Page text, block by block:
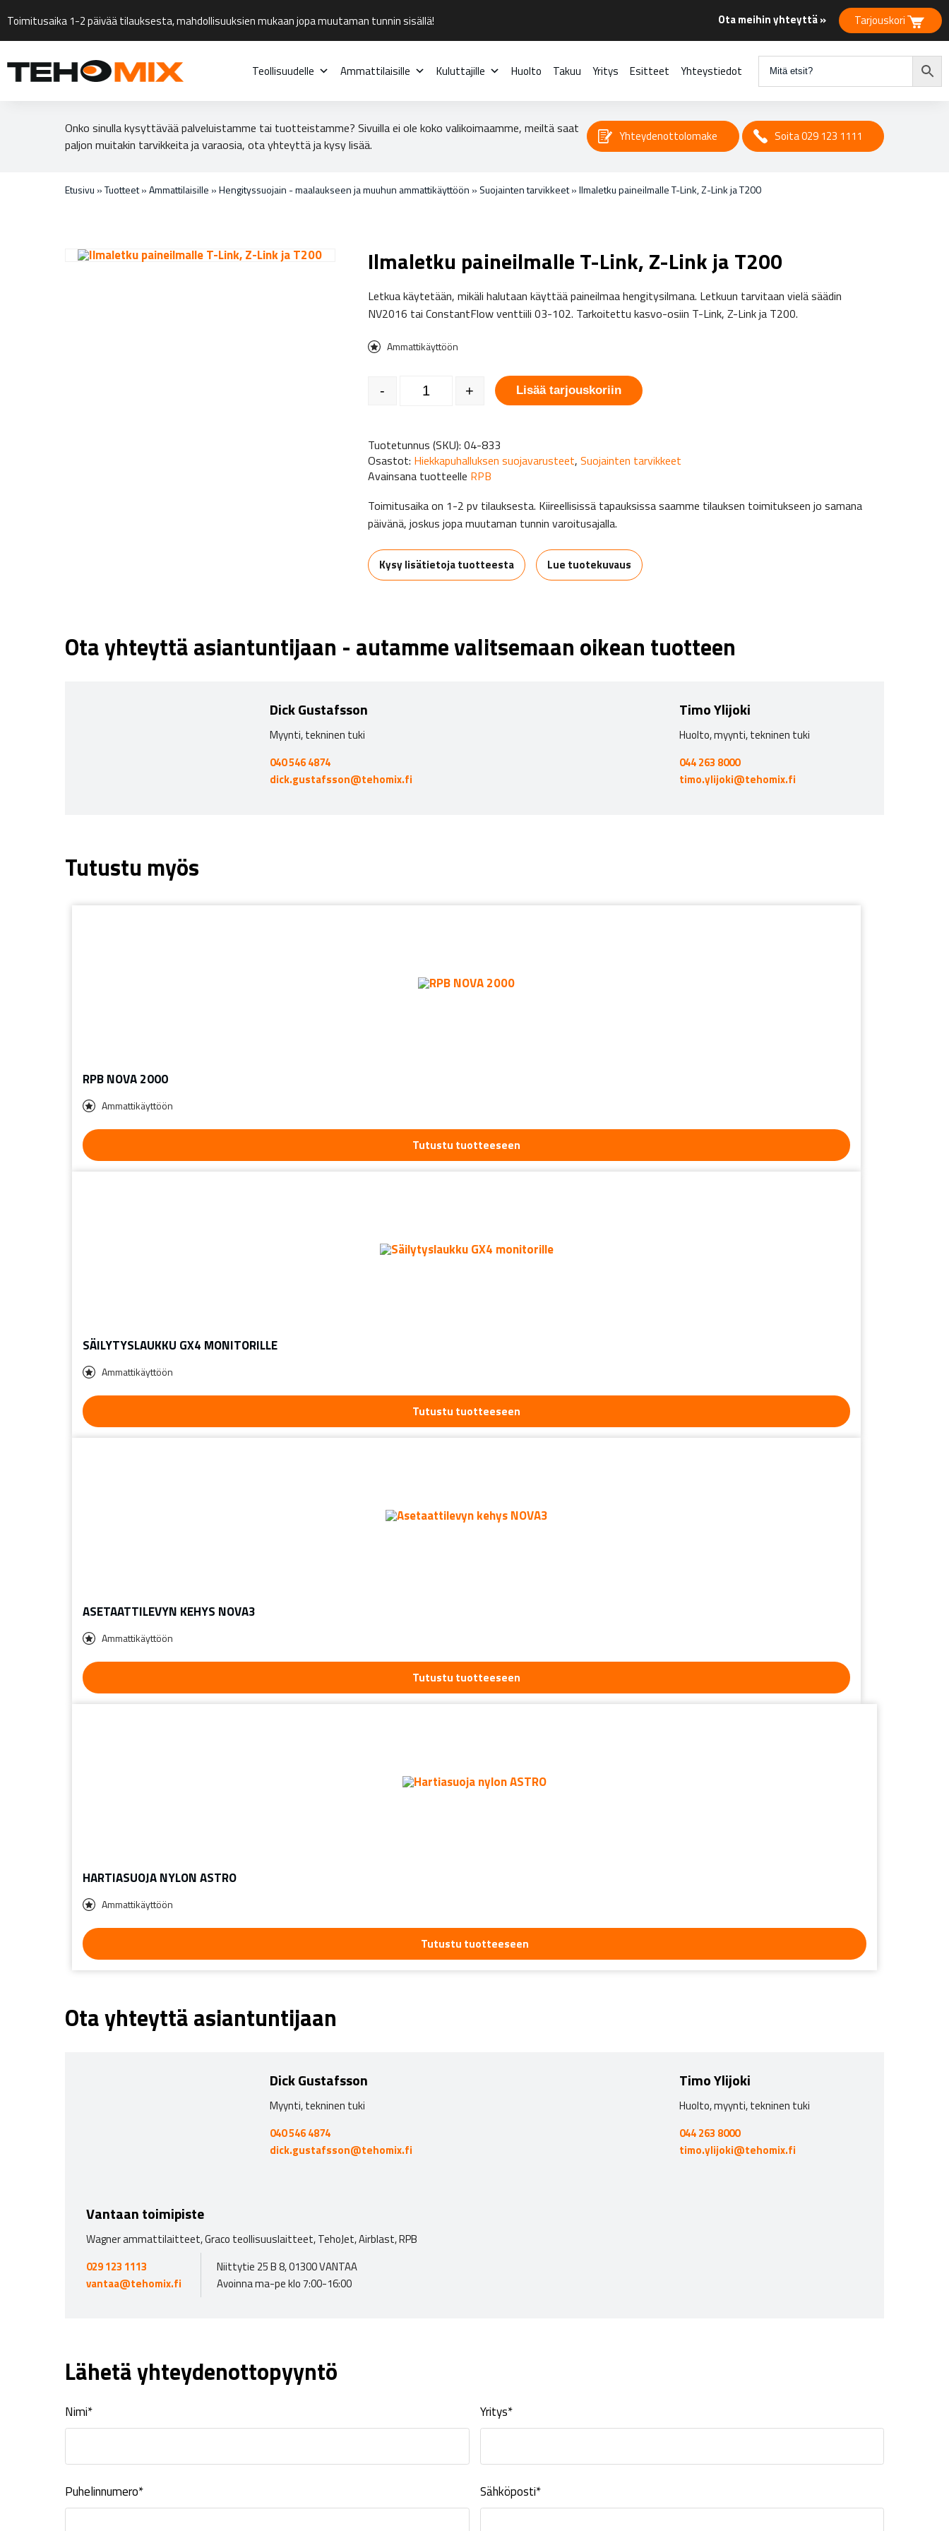
Toimitusaika 1-2 päivää tilauksesta, mahdollisuuksien mukaan jopa muutaman tunnin sisällä! Ota meihin yhteyttä » Tarjouskori
Teollisuudelle Ammattilaisille Kuluttajille Huolto Takuu Yritys Esitteet Yhteystiedot
Onko sinulla kysyttävää palveluistamme tai tuotteistamme? Sivuilla ei ole koko valikoimaamme, meiltä saat
paljon muitakin tarvikkeita ja varaosia, ota yhteyttä ja kysy lisää.
Yhteydenottolomake Soita 029 123 1111
Etusivu »Tuotteet»Ammattilaisille »Hengityssuojain - maalaukseen ja muuhun ammattikäyttöön » Suojainten tarvikkeet»Ilmaletku paineilmalle T-Link, Z-Link ja T200
Ilmaletku paineilmalle T-Link, Z-Link ja T200
Letkua käytetään, mikäli halutaan käyttää paineilmaa hengitysilmana. Letkuun tarvitaan vielä säädin
NV2016 tai ConstantFlow venttiili 03-102. Tarkoitettu kasvo-osiin T-Link, Z-Link ja T200.
Ammattikäyttöön
Ilmaletku paineilmalle T-Link, Z-Link ja T200 määrä
- + Lisää tarjouskoriin
Tuotetunnus (SKU):04-833
Osastot: Hiekkapuhalluksen suojavarusteet,Suojainten tarvikkeet
Avainsana tuotteelle RPB
Toimitusaika on 1-2 pv tilauksesta. Kiireellisissä tapauksissa saamme tilauksen toimitukseen jo samana
päivänä, joskus jopa muutaman tunnin varoitusajalla.
Kysy lisätietoja tuotteesta Lue tuotekuvaus
Ota yhteyttä asiantuntijaan - autamme valitsemaan oikean tuotteen
Dick Gustafsson
Myynti, tekninen tuki
040 546 4874
dick.gustafsson@tehomix.fi
Timo Ylijoki
Huolto, myynti, tekninen tuki
044 263 8000
timo.ylijoki@tehomix.fi
Tutustu myös
RPB NOVA 2000
Ammattikäyttöön
Tutustu tuotteeseen
SÄILYTYSLAUKKU GX4 MONITORILLE
Ammattikäyttöön
Tutustu tuotteeseen
ASETAATTILEVYN KEHYS NOVA3
Ammattikäyttöön
Tutustu tuotteeseen
HARTIASUOJA NYLON ASTRO
Ammattikäyttöön
Tutustu tuotteeseen
Ota yhteyttä asiantuntijaan
Dick Gustafsson
Myynti, tekninen tuki
040 546 4874
dick.gustafsson@tehomix.fi
Timo Ylijoki
Huolto, myynti, tekninen tuki
044 263 8000
timo.ylijoki@tehomix.fi
Vantaan toimipiste
Wagner ammattilaitteet, Graco teollisuuslaitteet, TehoJet, Airblast, RPB
029 123 1113
vantaa@tehomix.fi
Niittytie 25 B 8, 01300 VANTAA
Avoinna ma-pe klo 7:00-16:00
Lähetä yhteydenottopyyntö
Nimi* Yritys*
Puhelinnumero* Sähköposti*